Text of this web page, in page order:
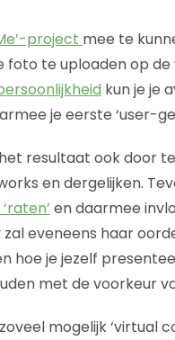
project mee te
foto te uploaden op
kun je je
je eerste ‘user-
resultaat ook door
en dergelijken.
en daarmee
eveneens haar
hoe je jezelf
met de voorkeur
mogelijk ‘virtual